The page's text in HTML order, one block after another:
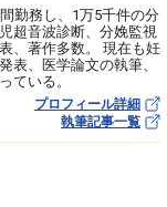
勤務し、1万5千件の分
超音波診断、分娩監視
、著作多数。 現在も妊
表、医学論文の執筆、
ている。
プロフィール詳細
執筆記事一覧